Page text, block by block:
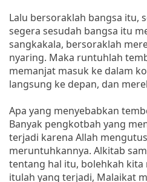
Lalu bersoraklah bangsa itu,
segera sesudah bangsa itu
sangkakala, bersoraklah
nyaring. Maka runtuhlah
memanjat masuk ke dalam
langsung ke depan, dan
Apa yang menyebabkan
Banyak pengkotbah yang
terjadi karena Allah
meruntuhkannya. Alkitab
tentang hal itu, bolehkah
itulah yang terjadi, Malaikat